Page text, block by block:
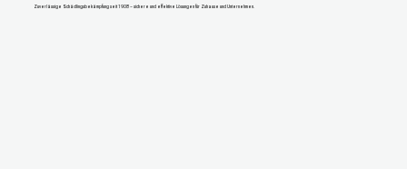
Zuverlässige Schädlingsbekämpfung seit 1908 – sichere und effektive Lösungen für Zuhause und Unternehmen.